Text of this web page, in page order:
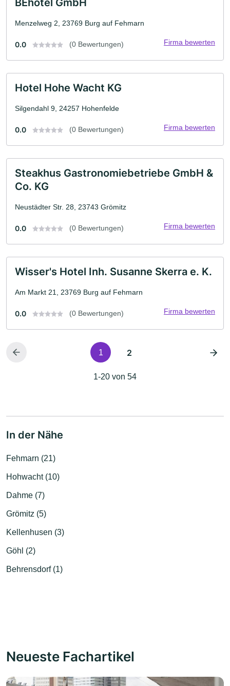
Menzelweg 2, 23769 Burg auf Fehmarn
0.0 (0 Bewertungen) Firma bewerten
Hotel Hohe Wacht KG
Silgendahl 9, 24257 Hohenfelde
0.0 (0 Bewertungen) Firma bewerten
Steakhus Gastronomiebetriebe GmbH &
Co. KG
Neustädter Str. 28, 23743 Grömitz
0.0 (0 Bewertungen) Firma bewerten
Wisser's Hotel Inh. Susanne Skerra e. K.
Am Markt 21, 23769 Burg auf Fehmarn
0.0 (0 Bewertungen) Firma bewerten
1 2
1-20 von 54
In der Nähe
Fehmarn (21)
Hohwacht (10)
Dahme (7)
Grömitz (5)
Kellenhusen (3)
Göhl (2)
Behrensdorf (1)
Neueste Fachartikel